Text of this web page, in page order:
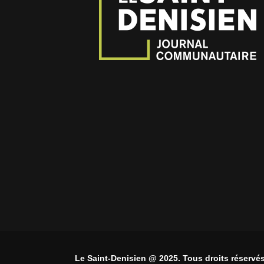
Le Saint-Denisien @ 2025. Tous droits